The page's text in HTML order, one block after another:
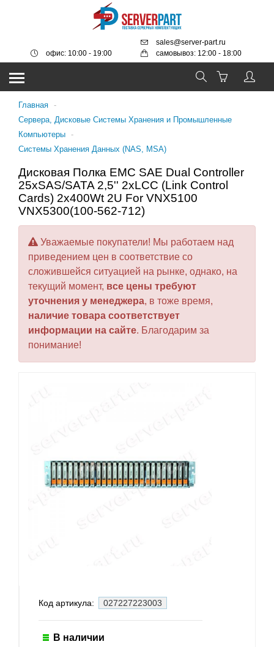
sales@server-part.ru
самовывоз: 12:00 - 18:00
офис: 10:00 - 19:00
Главная -
Серверa, Дисковые Системы Хранения и Промышленные
Компьютеры -
Системы Хранения Данных (NAS, MSA)
Дисковая Полка EMC SAE Dual Controller
25xSAS/SATA 2,5'' 2xLCC (Link Control
Cards) 2x400Wt 2U For VNX5100
VNX5300(100-562-712)
Уважаемые покупатели! Мы работаем над
приведением цен в соответствие со
сложившейся ситуацией на рынке, однако, на
текущий момент, все цены требуют
уточнения у менеджера, в тоже время,
наличие товара соответствует
информации на сайте. Благодарим за
понимание!
Код артикула: 027227223003
В наличии